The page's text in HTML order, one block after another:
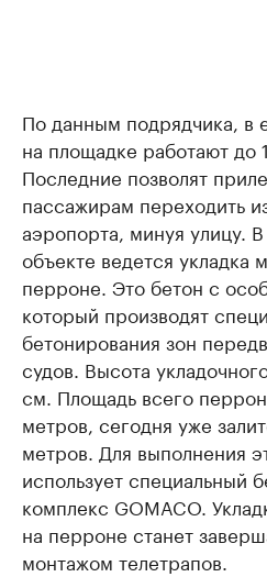
По данным подрядчика,
на площадке работают до
Последние позволят
пассажирам переходить
аэропорта, минуя улицу.
объекте ведется укладка
перроне. Это бетон с
который производят
бетонирования зон
судов. Высота
см. Площадь всего
метров, сегодня уже
метров. Для выполнения
использует специальный
комплекс GOMACO.
на перроне станет
монтажом телетрапов.